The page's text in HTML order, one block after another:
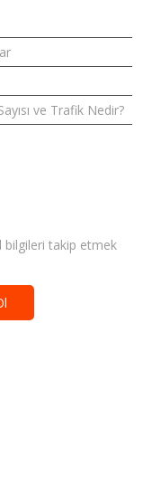
ve Trafik Nedir?
bilgileri takip etmek